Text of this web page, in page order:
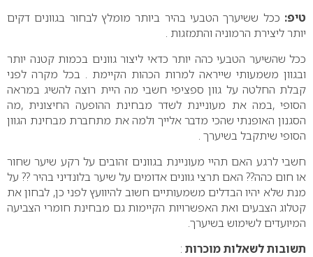
טיפ: ככל ששיערך הטבעי בהיר ביותר מומלץ לבחור בגוונים דקים
יותר ליצירת הרמוניה והתמזגות .
ככל שהשיער הטבעי כהה יותר כדאי ליצור גוונים בכמות קטנה יותר
ובגוון משמעותי שייראה למרות הכהות הקיימת . בכל מקרה לפני
קבלת החלטה על גוון ספציפי חשבי מה היית רוצה להשיג במראה
הסופי ,במה את מעוניינת לשדר מבחינת ההופעה החיצונית ,מה
הסגנון האופנתי שהכי מדבר אלייך ולמה את מתחברת מבחינת הגוון
הסופי שיתקבל בשיערך .
חשבי לרגע האם תהיי מעוניינת בגוונים זהובים על רקע שיער שחור
או חום כהה?? האם תרצי גוונים אדומים על שיער בלונדיני בהיר ?? על
מנת שלא יהיו הבדלים משמעותיים חשוב להיוועץ לפני כן, לבחון את
קטלוג הצבעים ואת האפשרויות הקיימות גם מבחינת חומרי הצביעה
המיועדים לשימוש בשיערך.
תשובות לשאלות מוכרות :